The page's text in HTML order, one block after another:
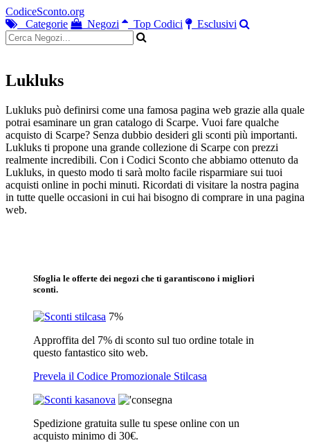
CodiceSconto.org
Categorie
Negozi Top Codici Esclusivi
Lukluks
Lukluks può definirsi come una famosa pagina web grazie alla quale
potrai esaminare un gran catalogo di Scarpe. Vuoi fare qualche
acquisto di Scarpe? Senza dubbio desideri gli sconti più importanti.
Lukluks ti propone una grande collezione di Scarpe con prezzi
realmente incredibili. Con i Codici Sconto che abbiamo ottenuto da
Lukluks, in questo modo ti sarà molto facile risparmiare sui tuoi
acquisti online in pochi minuti. Ricordati di visitare la nostra pagina
in tutte quelle occasioni in cui hai bisogno di comprare in una pagina
web.
Sfoglia le offerte dei negozi che ti garantiscono i migliori
sconti.
7%
Approffita del 7% di sconto sul tuo ordine totale in
questo fantastico sito web.
Prevela il Codice Promozionale Stilcasa
Spedizione gratuita sulle tu spese online con un
acquisto minimo di 30€.